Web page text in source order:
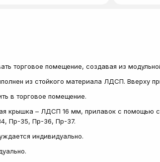
торговое помещение, создавая из
из стойкого материала ЛДСП. Вверху
в торговое помещение.
крышка – ЛДСП 16 мм, прилавок с помощью
Пр-35, Пр-36, Пр-37.
индивидуально.